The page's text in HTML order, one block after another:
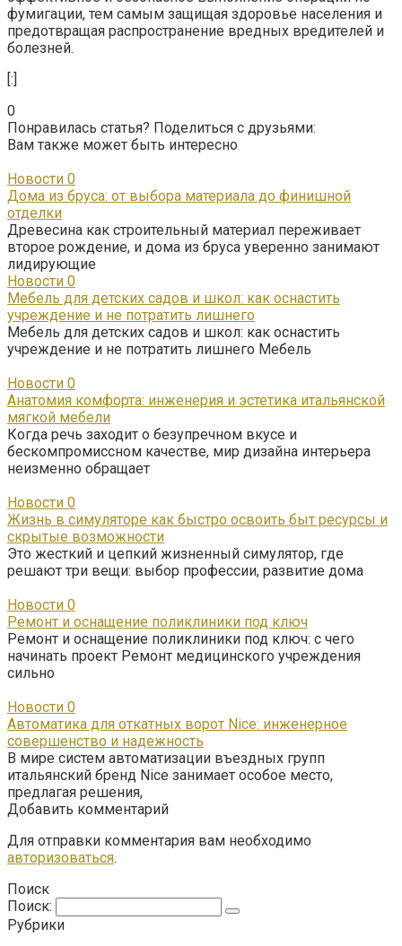
фумигации, тем самым защищая здоровье населения и
предотвращая распространение вредных вредителей и
болезней.
[:]
0
Понравилась статья? Поделиться с друзьями:
Вам также может быть интересно
Новости 0
Дома из бруса: от выбора материала до финишной
отделки
Древесина как строительный материал переживает
второе рождение, и дома из бруса уверенно занимают
лидирующие
Новости 0
Мебель для детских садов и школ: как оснастить
учреждение и не потратить лишнего
Мебель для детских садов и школ: как оснастить
учреждение и не потратить лишнего Мебель
Новости 0
Анатомия комфорта: инженерия и эстетика итальянской
мягкой мебели
Когда речь заходит о безупречном вкусе и
бескомпромиссном качестве, мир дизайна интерьера
неизменно обращает
Новости 0
Жизнь в симуляторе как быстро освоить быт ресурсы и
скрытые возможности
Это жесткий и цепкий жизненный симулятор, где
решают три вещи: выбор профессии, развитие дома
Новости 0
Ремонт и оснащение поликлиники под ключ
Ремонт и оснащение поликлиники под ключ: с чего
начинать проект Ремонт медицинского учреждения
сильно
Новости 0
Автоматика для откатных ворот Nice: инженерное
совершенство и надежность
В мире систем автоматизации въездных групп
итальянский бренд Nice занимает особое место,
предлагая решения,
Добавить комментарий
Для отправки комментария вам необходимо
авторизоваться.
Поиск
Поиск:
Рубрики